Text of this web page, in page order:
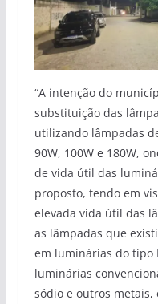
“A intenção do
substituição das
utilizando lâmpadas
90W, 100W e 180W,
de vida útil das
proposto, tendo em
elevada vida útil das
as lâmpadas que
em luminárias do tipo
luminárias
sódio e outros metais,